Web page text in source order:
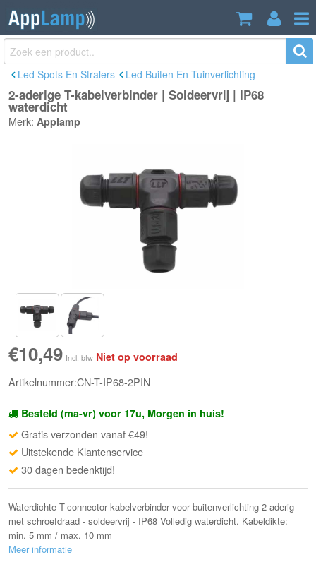
2-aderige T-kabelverbinder | Soldeervrij |
IP68 waterdicht
€10,49
Led Spots En Stralers Led Buiten En Tuinverlichting
2-aderige T-kabelverbinder | Soldeervrij | IP68
waterdicht
Merk: Applamp
€10,49 Incl. btw Niet op voorraad
Artikelnummer:CN-T-IP68-2PIN
Besteld (ma-vr) voor 17u, Morgen in huis!
Gratis verzonden vanaf €49!
Uitstekende Klantenservice
30 dagen bedenktijd!
Waterdichte T-connector kabelverbinder voor buitenverlichting 2-aderig
met schroefdraad - soldeervrij - IP68 Volledig waterdicht. Kabeldikte:
min. 5 mm / max. 10 mm
Meer informatie